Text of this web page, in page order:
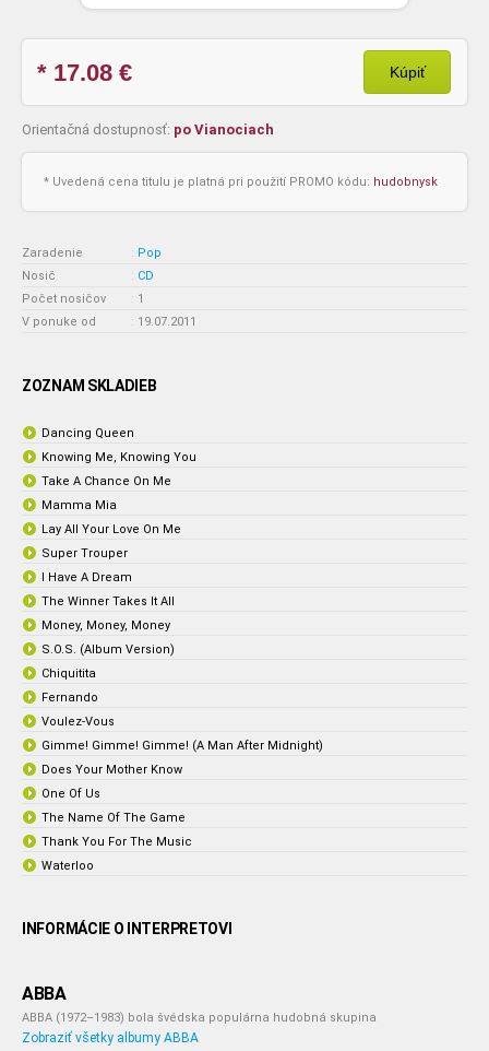
* 17.08 € Kúpiť
Orientačná dostupnosť: po Vianociach
* Uvedená cena titulu je platná pri použití PROMO kódu: hudobnysk
Zaradenie : Pop
Nosič
: CD
Počet nosičov
: 1
V ponuke od
: 19.07.2011
ZOZNAM SKLADIEB
Dancing Queen
Knowing Me, Knowing You
Take A Chance On Me
Mamma Mia
Lay All Your Love On Me
Super Trouper
I Have A Dream
The Winner Takes It All
Money, Money, Money
S.O.S. (Album Version)
Chiquitita
Fernando
Voulez-Vous
Gimme! Gimme! Gimme! (A Man After Midnight)
Does Your Mother Know
One Of Us
The Name Of The Game
Thank You For The Music
Waterloo
INFORMÁCIE O INTERPRETOVI
ABBA
ABBA (1972–1983) bola švédska populárna hudobná skupina
Zobraziť všetky albumy ABBA